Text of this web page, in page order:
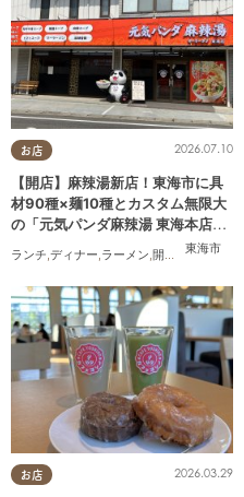
お店
東海市
2026.07.10
【開店】麻辣湯新店！東海市に具
材90種×麺10種とカスタム無限大
の「元気パンダ麻辣湯 東海本店」
ランチ ディナー ラーメン 開店 夫婦,カッ
お店 2026.03.29